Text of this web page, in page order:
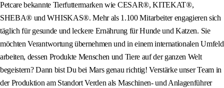
Petcare bekannte Tierfuttermarken wie CESAR®, KITEKAT®,
SHEBA® und WHISKAS®. Mehr als 1.100 Mitarbeiter engagieren sich
täglich für gesunde und leckere Ernährung für Hunde und Katzen. Sie
möchten Verantwortung übernehmen und in einem internationalen Umfeld
arbeiten, dessen Produkte Menschen und Tiere auf der ganzen Welt
begeistern? Dann bist Du bei Mars genau richtig! Verstärke unser Team in
der Produktion am Standort Verden als Maschinen- und Anlagenführer